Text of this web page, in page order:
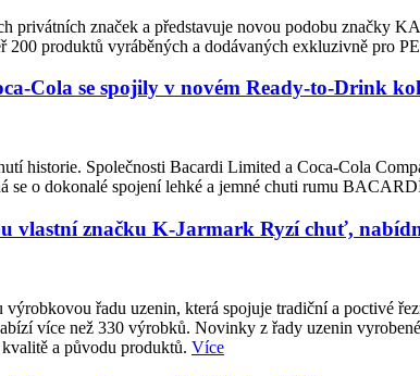
privátních značek a představuje novou podobu značky
200 produktů vyráběných a dodávaných exkluzivně pro
Cola se spojily v novém Ready-to-Drink
historie. Společnosti Bacardi Limited a Coca-Cola
se o dokonalé spojení lehké a jemné chuti rumu
vlastní značku K-Jarmark Ryzí chuť,
řadu uzenin, která spojuje tradiční a poctivé
více než 330 výrobků. Novinky z řady uzenin
a původu produktů. Více